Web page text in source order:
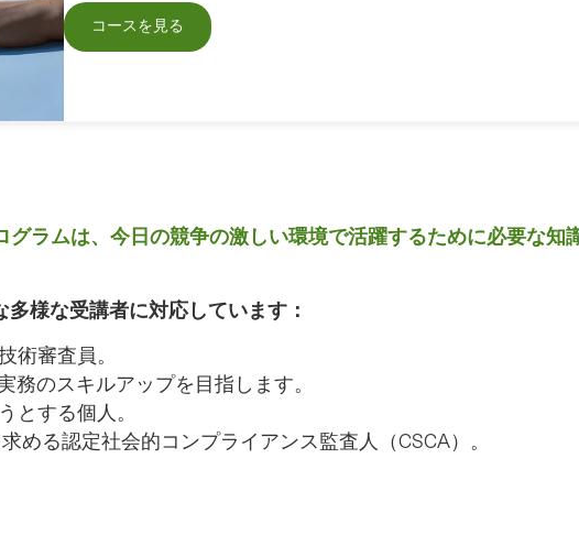
コースを見る
ラムは、今日の競争の激しい環境で活躍するために必要な知
様な受講者に対応しています：
術審査員。
のスキルアップを目指します。
とする個人。
める認定社会的コンプライアンス監査人（CSCA）。